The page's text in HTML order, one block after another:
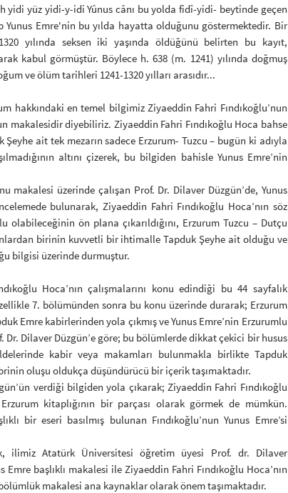
yidi yüz yidi-y-idi Yûnus cânı bu yolda fidî-yidi- beytinde geçen
Emre'nin bu yılda hayatta olduğunu göstermektedir. Bir
yılında seksen iki yaşında öldüğünü belirten bu kayıt,
kabul görmüştür. Böylece h. 638 (m. 1241) yılında doğmuş
ve ölüm tarihleri 1241-1320 yılları arasıdır...
hakkındaki en temel bilgimiz Ziyaeddin Fahri Fındıkoğlu’nun
makalesidir diyebiliriz. Ziyaeddin Fahri Fındıkoğlu Hoca bahse
ait tek mezarın sadece Erzurum- Tuzcu – bugün ki adıyla
altını çizerek, bu bilgiden bahisle Yunus Emre’nin
makalesi üzerinde çalışan Prof. Dr. Dilaver Düzgün’de, Yunus
bulunarak, Ziyaeddin Fahri Fındıkoğlu Hoca’nın söz
olabileceğinin ön plana çıkarıldığını, Erzurum Tuzcu – Dutçu
birinin kuvvetli bir ihtimalle Tapduk Şeyhe ait olduğu ve
bilgisi üzerinde durmuştur.
Hoca’nın çalışmalarını konu edindiği bu 44 sayfalık
7. bölümünden sonra bu konu üzerinde durarak; Erzurum
Emre kabirlerinden yola çıkmış ve Yunus Emre’nin Erzurumlu
Dilaver Düzgün’e göre; bu bölümlerde dikkat çekici bir husus
kabir veya makamları bulunmakla birlikte Tapduk
oluşu oldukça düşündürücü bir içerik taşımaktadır.
verdiği bilgiden yola çıkarak; Ziyaeddin Fahri Fındıkoğlu
kitaplığının bir parçası olarak görmek de mümkün.
bir eseri basılmış bulunan Fındıkoğlu’nun Yunus Emre’si
ilimiz Atatürk Üniversitesi öğretim üyesi Prof. dr. Dilaver
Emre başlıklı makalesi ile Ziyaeddin Fahri Fındıkoğlu Hoca’nın
makalesi ana kaynaklar olarak önem taşımaktadır.